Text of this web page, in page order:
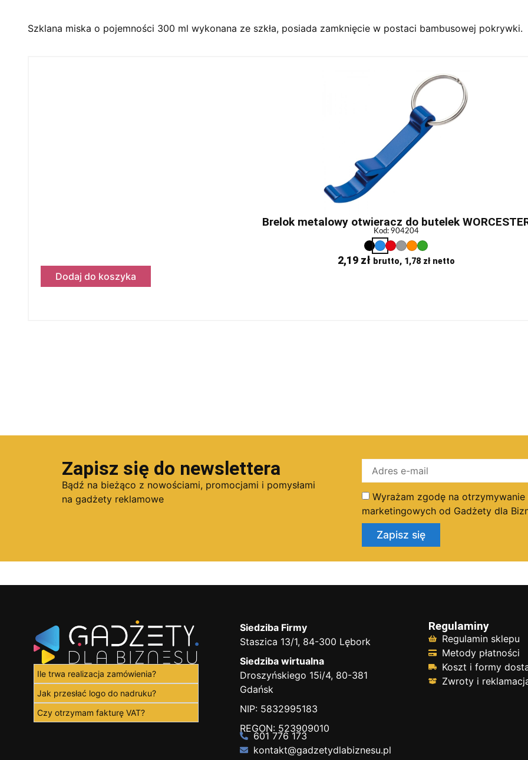
Szklana miska o pojemności 300 ml wykonana ze szkła, posiada zamknięcie w postaci bambusowej pokrywki.
Brelok metalowy otwieracz do butelek
Kod: 904204
2,19 zł brutto, 1,78 złnetto
Dodaj do koszyka
Zapisz się do newslettera
Bądź na bieżąco z nowościami, promocjami i pomysłami
na gadżety reklamowe
Wyrażam zgodę na
marketingowych od Gadżety dla
Zapisz się
Ile trwa realizacja zamówienia?
Jak przesłać logo do nadruku?
Czy otrzymam fakturę VAT?
Siedziba Firmy
Staszica 13/1, 84-300 Lębork
Siedziba wirtualna
Droszyńskiego 15i/4, 80-381
Gdańsk
NIP: 5832995183
REGON: 523909010
601 776 173
kontakt@gadzetydlabiznesu.pl
Regulaminy
Regulamin sklepu
Metody płatności
Koszt i formy
Zwroty i